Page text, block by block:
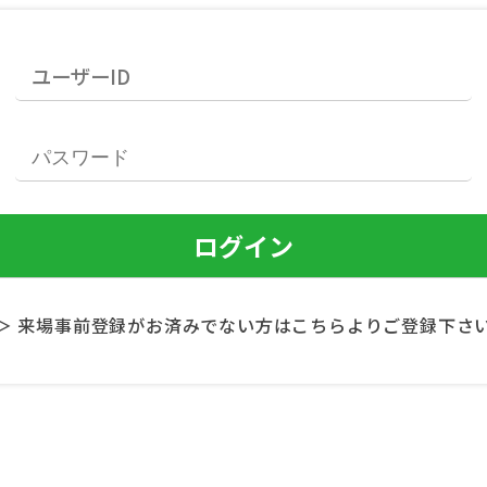
来場事前登録がお済みでない方はこちらよりご登録下さ